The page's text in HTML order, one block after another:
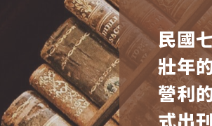
民國
壯年
營利
式出刊